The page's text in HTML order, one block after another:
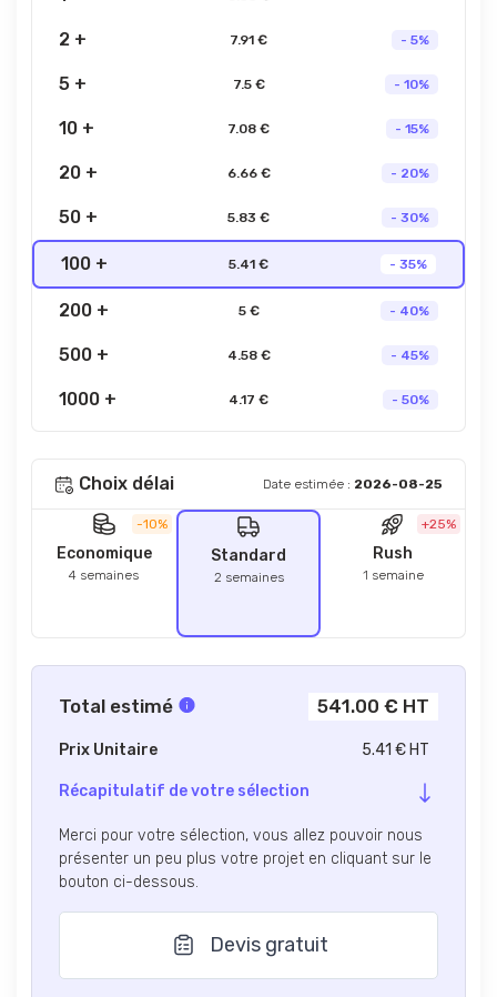
2 + 7.91 € - 5%
5 + 7.5 € - 10%
10 + 7.08 € - 15%
20 + 6.66 € - 20%
50 + 5.83 € - 30%
100 + 5.41 € - 35%
200 + 5 € - 40%
500 + 4.58 € - 45%
1000 + 4.17 € - 50%
Choix délai Date estimée : 2026-08-25
-10%
Economique
4 semaines
Standard
2 semaines
+25%
Rush
1 semaine
Total estimé 541.00 € HT
Prix Unitaire 5.41 € HT
Récapitulatif de votre sélection
Merci pour votre sélection, vous allez pouvoir nous
présenter un peu plus votre projet en cliquant sur le
bouton ci-dessous.
Devis gratuit